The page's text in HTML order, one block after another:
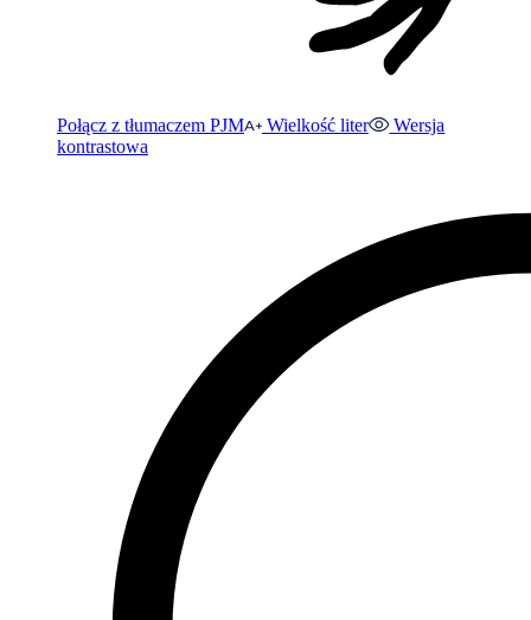
Połącz z tłumaczem PJM Wielkość liter
Wersja
kontrastowa